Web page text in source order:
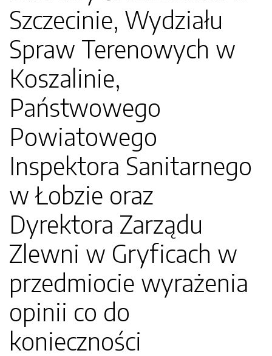
Szczecinie, Wydziału
Spraw Terenowych w
Koszalinie,
Państwowego
Powiatowego
Inspektora Sanitarnego
w Łobzie oraz
Dyrektora Zarządu
Zlewni w Gryficach w
przedmiocie wyrażenia
opinii co do
konieczności